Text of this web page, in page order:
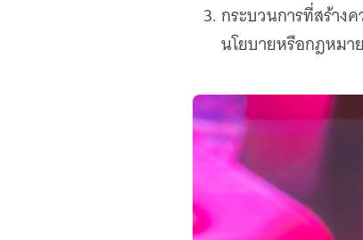
กระบวนการที่สร้าง
นโยบายหรือกฎหมา